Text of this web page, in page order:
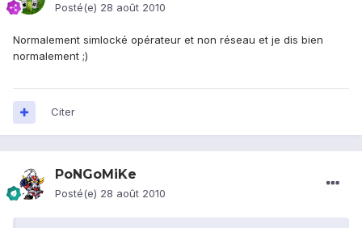
Posté(e) 28 août 2010
Normalement simlocké opérateur et non réseau et je dis bien
normalement ;)
Citer
PoNGoMiKe
Posté(e) 28 août 2010